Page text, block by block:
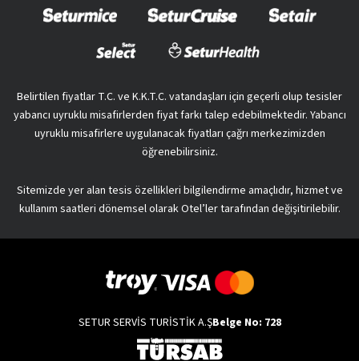
Belirtilen fiyatlar T.C. ve K.K.T.C. vatandaşları için geçerli olup tesisler
yabancı uyruklu misafirlerden fiyat farkı talep edebilmektedir. Yabancı
uyruklu misafirlere uygulanacak fiyatları çağrı merkezimizden
öğrenebilirsiniz.
Sitemizde yer alan tesis özellikleri bilgilendirme amaçlıdır, hizmet ve
kullanım saatleri dönemsel olarak Otel’ler tarafından değişitirilebilir.
SETUR SERVİS TURİSTİK A.ŞBelge No: 728